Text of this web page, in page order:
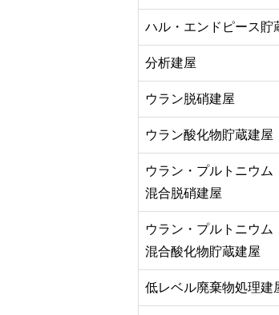
ハル・エンドピース貯
分析建屋
ウラン脱硝建屋
ウラン酸化物貯蔵建屋
ウラン・プルトニウム
混合脱硝建屋
ウラン・プルトニウム
混合酸化物貯蔵建屋
低レベル廃棄物処理建